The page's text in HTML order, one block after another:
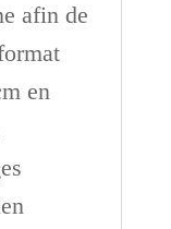
afin de
en